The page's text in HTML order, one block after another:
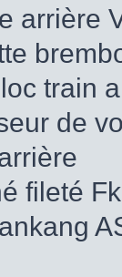
arrière
train
de
fileté